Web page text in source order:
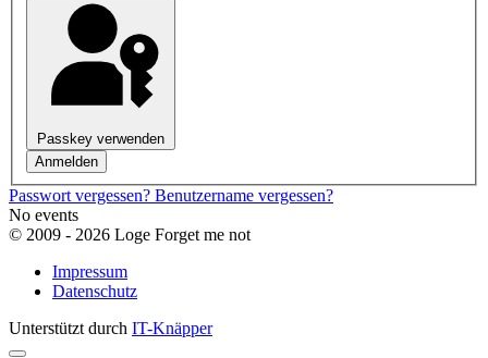
Passkey verwenden
Anmelden
Passwort vergessen? Benutzername vergessen?
No events
© 2009 - 2026 Loge Forget me not
Impressum
Datenschutz
Unterstützt durch IT-Knäpper